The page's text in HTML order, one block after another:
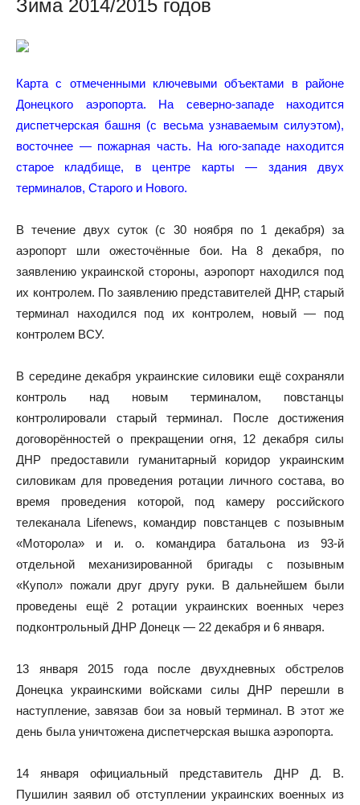
Зима 2014/2015 годов
Карта с отмеченными ключевыми объектами в районе
Донецкого аэропорта. На северно-западе находится
диспетчерская башня (с весьма узнаваемым силуэтом),
восточнее — пожарная часть. На юго-западе находится
старое кладбище, в центре карты — здания двух
терминалов, Старого и Нового.
В течение двух суток (с 30 ноября по 1 декабря) за
аэропорт шли ожесточённые бои. На 8 декабря, по
заявлению украинской стороны, аэропорт находился под
их контролем. По заявлению представителей ДНР, старый
терминал находился под их контролем, новый — под
контролем ВСУ.
В середине декабря украинские силовики ещё сохраняли
контроль над новым терминалом, повстанцы
контролировали старый терминал. После достижения
договорённостей о прекращении огня, 12 декабря силы
ДНР предоставили гуманитарный коридор украинским
силовикам для проведения ротации личного состава, во
время проведения которой, под камеру российского
телеканала Lifenews, командир повстанцев с позывным
«Моторола» и и. о. командира батальона из 93-й
отдельной механизированной бригады с позывным
«Купол» пожали друг другу руки. В дальнейшем были
проведены ещё 2 ротации украинских военных через
подконтрольный ДНР Донецк — 22 декабря и 6 января.
13 января 2015 года после двухдневных обстрелов
Донецка украинскими войсками силы ДНР перешли в
наступление, завязав бои за новый терминал. В этот же
день была уничтожена диспетчерская вышка аэропорта.
14 января официальный представитель ДНР Д. В.
Пушилин заявил об отступлении украинских военных из